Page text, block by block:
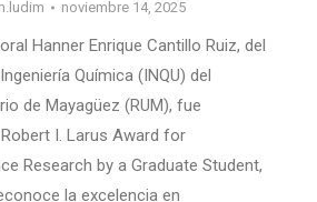
noviembre 14, 2025
Hanner Enrique Cantillo Ruiz, del
Química (INQU) del
de Mayagüez (RUM), fue
I. Larus Award for
Research by a Graduate Student,
la excelencia en